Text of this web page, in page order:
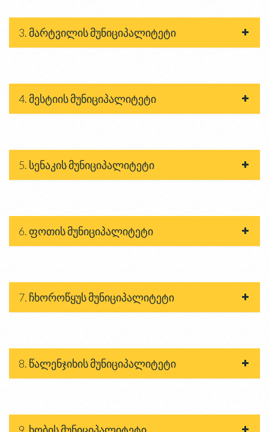
3. მარტვილის მუნიციპალიტეტი
4. მესტიის მუნიციპალიტეტი
5. სენაკის მუნიციპალიტეტი
6. ფოთის მუნიციპალიტეტი
7. ჩხოროწყუს მუნიციპალიტეტი
8. წალენჯიხის მუნიციპალიტეტი